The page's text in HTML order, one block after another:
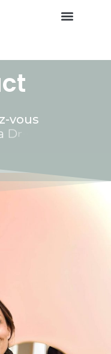
vous
Dr